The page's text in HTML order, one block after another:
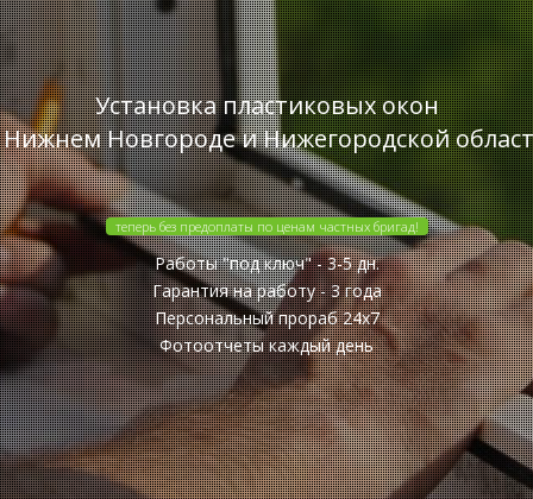
Установка пластиковых окон
Новгороде и Нижегородской
теперь без предоплаты по ценам частных бригад!
Работы "под ключ" - 3-5 дн.
Гарантия на работу - 3 года
Персональный прораб 24x7
Фотоотчеты каждый день